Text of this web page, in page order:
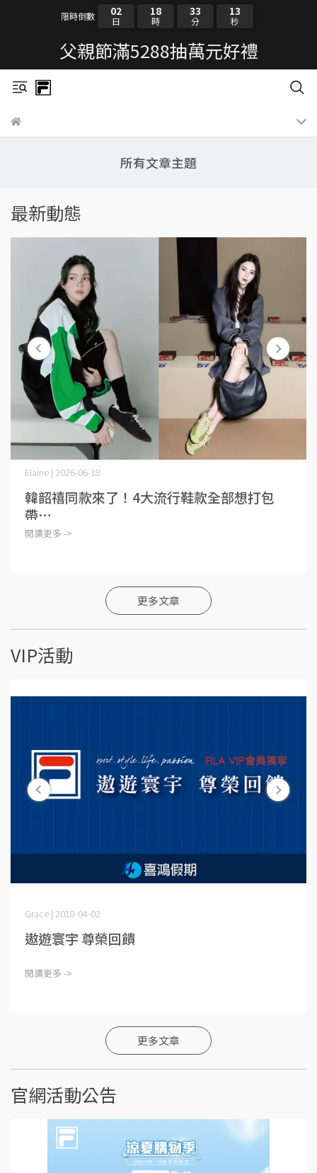
限時倒數 02
日
18
時
33
分
13
秒
父親節滿5288抽萬元好禮
所有文章主題
最新動態
Elaine | 2026-06-18
韓韶禧同款來了！4大流行鞋款全部想打包
帶⋯
閱讀更多 ->
更多文章
VIP活動
Grace | 2018-04-02
遨遊寰宇 尊榮回饋
閱讀更多 ->
更多文章
官網活動公告